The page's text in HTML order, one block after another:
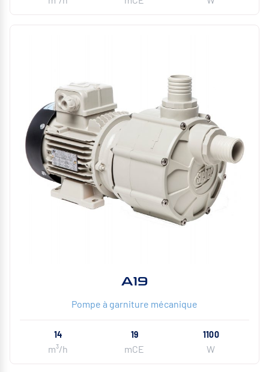
A19
Pompe à garniture mécanique
14
m³/h
19
mCE
1100
W